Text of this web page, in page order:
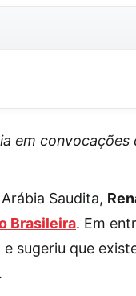
em
Saudita,
Brasileira. Em
sugeriu que